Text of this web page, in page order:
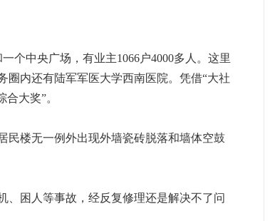
个中央广场，有业主1066户4000多人。这里
圈内还有陆军军医大学西南医院。凭借“大社
大奖”。
民楼无一例外出现外墙瓷砖脱落和墙体空鼓
、困人等事故，经反复修理还是解决不了问